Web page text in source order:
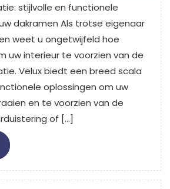
stijlvolle en functionele
dakramen Als trotse eigenaar
weet u ongetwijfeld hoe
uw interieur te voorzien van de
Velux biedt een breed scala
oplossingen om uw
en te voorzien van de
of […]